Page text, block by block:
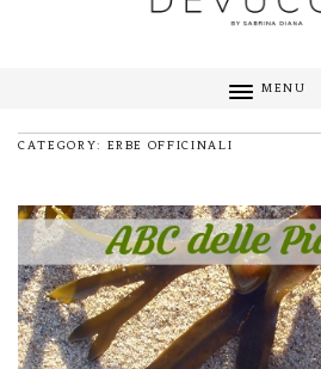
MENU
CATEGORY: ERBE OFFICINALI